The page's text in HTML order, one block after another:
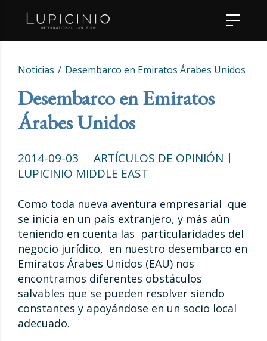
Noticias Desembarco en Emiratos Árabes Unidos
Desembarco en Emiratos
Árabes Unidos
2014-09-03
ARTÍCULOS DE OPINIÓN
LUPICINIO MIDDLE EAST
Como toda nueva aventura empresarial que
se inicia en un país extranjero, y más aún
teniendo en cuenta las particularidades del
negocio jurídico, en nuestro desembarco en
Emiratos Árabes Unidos (EAU) nos
encontramos diferentes obstáculos
salvables que se pueden resolver siendo
constantes y apoyándose en un socio local
adecuado.